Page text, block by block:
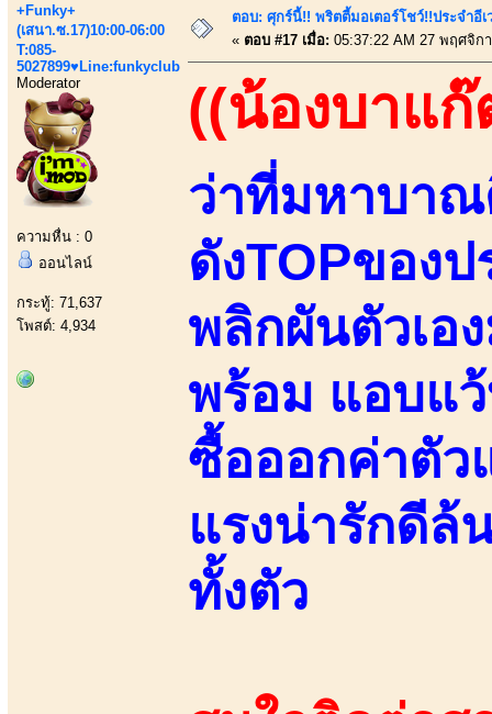
+Funky+
(เสนา.ซ.17)10:00-06:00
T:085-
5027899♥Line:funkyclub
Moderator
ความหื่น : 0
ออนไลน์
กระทู้: 71,637
โพสต์: 4,934
ตอบ: ศุกร์นี้!! พริตตี้มอเตอร์โชว์!!ประจำอี
« ตอบ #17 เมื่อ: 05:37:22 AM 27 พฤศจิก
((น้องบาแก๊
ว่าที่มหาบา
ดังTOPของ
พลิกผันตัวเอ
พร้อม แอบแ
ซื้อออกค่าตัว
แรงน่ารักดีล้
ทั้งตัว